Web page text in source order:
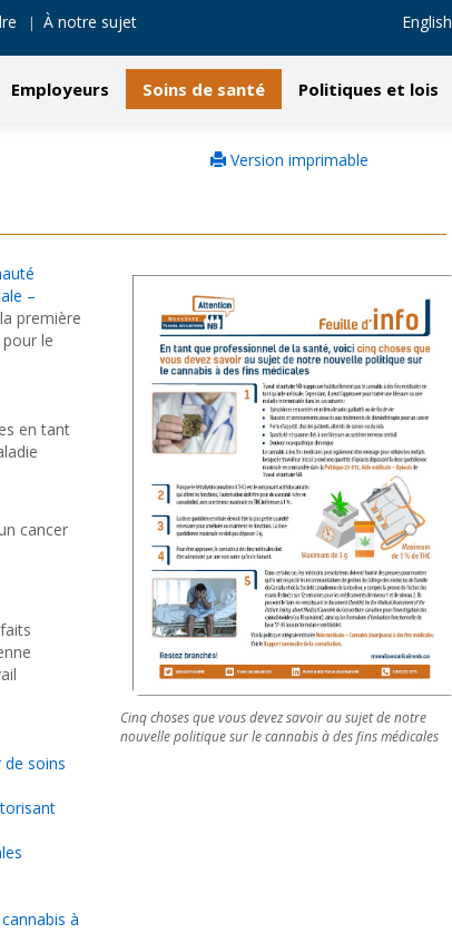
À notre sujet English
Employeurs Soins de santé Politiques et lois
Version imprimable
–
première
le
en tant
cancer
de soins
à
Cinq choses que vous devez savoir au sujet de notre
nouvelle politique sur le cannabis à des fins médicales